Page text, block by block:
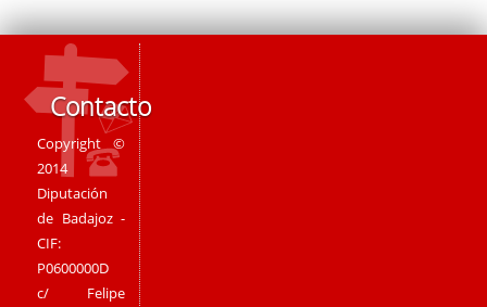
Contacto
Copyright ©
2014
Diputación
de Badajoz -
CIF:
P0600000D
c/ Felipe